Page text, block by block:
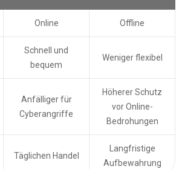
Online Offline
Schnell und
bequem
Weniger flexibel
Anfälliger für
Cyberangriffe
Höherer Schutz
vor Online-
Bedrohungen
Täglichen Handel
Langfristige
Aufbewahrung